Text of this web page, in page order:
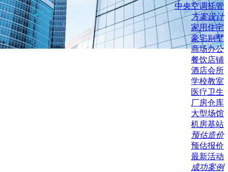
中央空调托管
方案设计
家用住宅
豪宅别墅
商场办公
餐饮店铺
酒店会所
学校教室
医疗卫生
厂房仓库
大型场馆
机房基站
预估造价
预估报价
最新活动
成功案例